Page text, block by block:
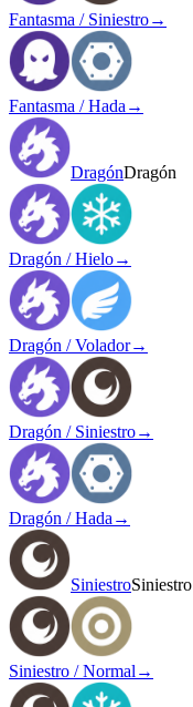
Fantasma / Siniestro→
Fantasma / Hada →
DragónDragón
Dragón / Hielo→
Dragón / Volador→
Dragón / Siniestro→
Dragón / Hada →
SiniestroSiniestro
Siniestro / Normal →